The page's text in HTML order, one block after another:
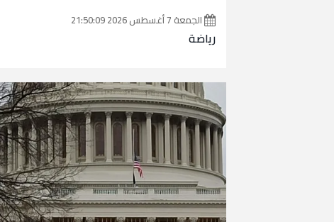
الجمعة 7 أغسطس 2026 21:50:09
رياضة